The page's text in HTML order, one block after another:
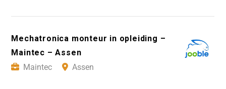
Mechatronica monteur in opleiding –
Maintec – Assen
Maintec
Assen